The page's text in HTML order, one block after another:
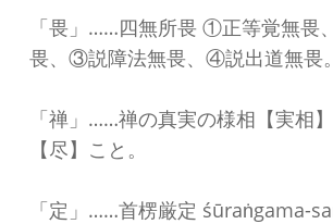
「畏」……四無所畏 ①正等覚無畏
畏、③説障法無畏、④説出道無畏。
「禅」……禅の真実の様相【実相
【尽】こと。
「定」……首楞厳定 śūraṅgama-